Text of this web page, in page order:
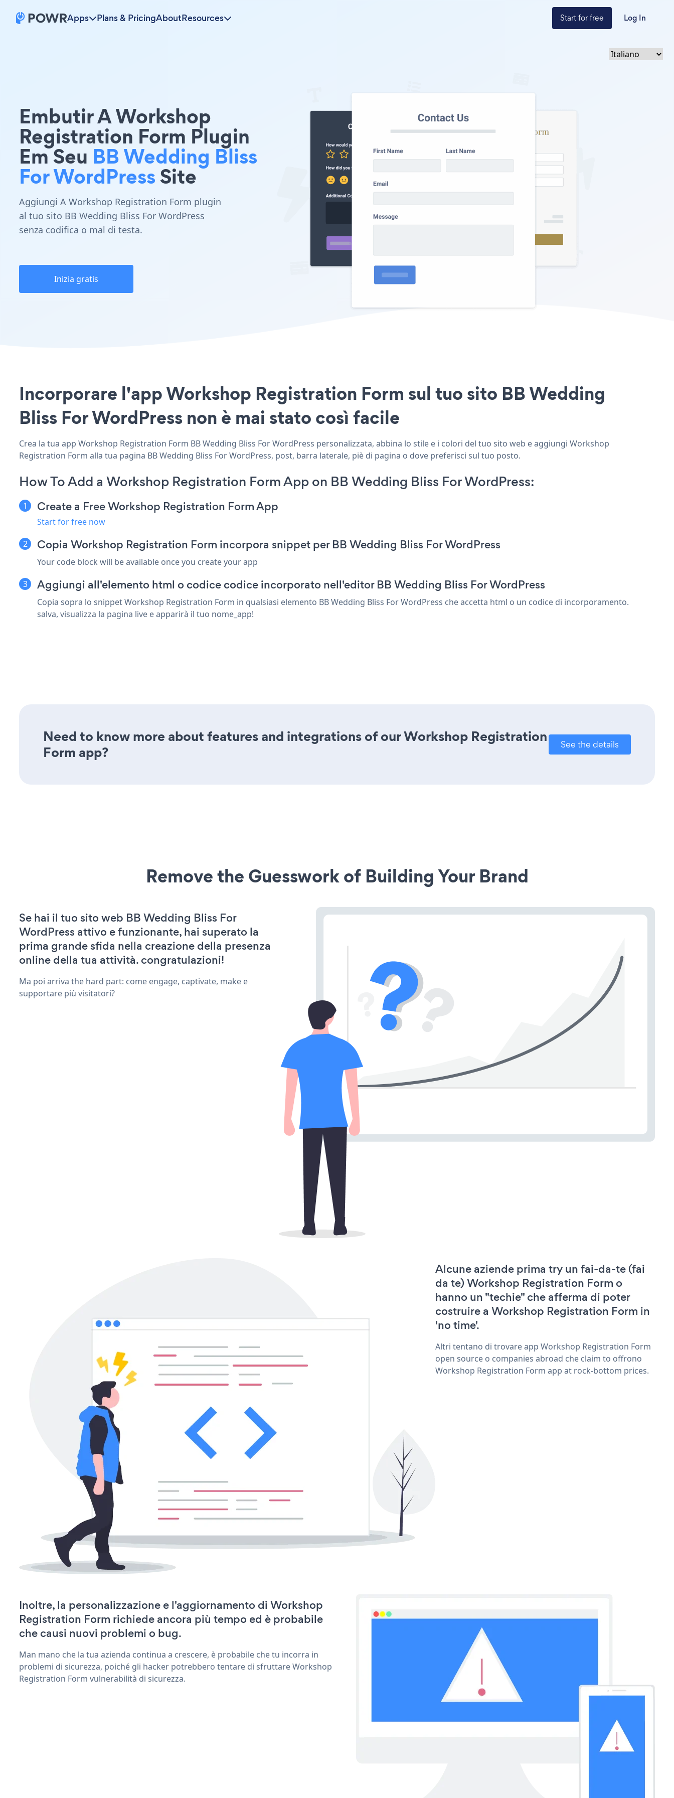
Apps Plans & PricingAboutResources Start for free Log In
Embutir A Workshop
Registration Form Plugin
Em Seu BB Wedding Bliss
For WordPressSite
Aggiungi A Workshop Registration Form plugin
al tuo sito BB Wedding Bliss For WordPress
senza codifica o mal di testa.
Inizia gratis
Incorporare l'app Workshop Registration Form sul tuo sito BB Wedding
Bliss For WordPress non è mai stato così facile
Crea la tua app Workshop Registration Form BB Wedding Bliss For WordPress personalizzata, abbina lo stile e i colori del tuo sito web e aggiungi Workshop
Registration Form alla tua pagina BB Wedding Bliss For WordPress, post, barra laterale, piè di pagina o dove preferisci sul tuo posto.
How To Add a Workshop Registration Form App on BB Wedding Bliss For WordPress:
Create a Free Workshop Registration Form App
Start for free now
Copia Workshop Registration Form incorpora snippet per BB Wedding Bliss For WordPress
Your code block will be available once you create your app
Aggiungi all'elemento html o codice codice incorporato nell'editor BB Wedding Bliss For WordPress
Copia sopra lo snippet Workshop Registration Form in qualsiasi elemento BB Wedding Bliss For WordPress che accetta html o un codice di incorporamento.
salva, visualizza la pagina live e apparirà il tuo nome_app!
Need to know more about features and integrations of our Workshop Registration
Form app?
See the details
Remove the Guesswork of Building Your Brand
Se hai il tuo sito web BB Wedding Bliss For
WordPress attivo e funzionante, hai superato la
prima grande sfida nella creazione della presenza
online della tua attività. congratulazioni!
Ma poi arriva the hard part: come engage, captivate, make e
supportare più visitatori?
Alcune aziende prima try un fai-da-te (fai
da te) Workshop Registration Form o
hanno un "techie" che afferma di poter
costruire a Workshop Registration Form in
'no time'.
Altri tentano di trovare app Workshop Registration Form
open source o companies abroad che claim to offrono
Workshop Registration Form app at rock-bottom prices.
Inoltre, la personalizzazione e l'aggiornamento di Workshop
Registration Form richiede ancora più tempo ed è probabile
che causi nuovi problemi o bug.
Man mano che la tua azienda continua a crescere, è probabile che tu incorra in
problemi di sicurezza, poiché gli hacker potrebbero tentare di sfruttare Workshop
Registration Form vulnerabilità di sicurezza.